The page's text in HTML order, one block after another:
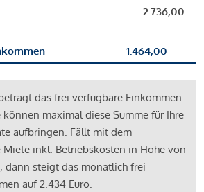
2.736,00
1.464,00
das frei verfügbare Einkommen
können maximal diese Summe für Ihre
aufbringen. Fällt mit dem
inkl. Betriebskosten in Höhe von
dann steigt das monatlich frei
auf 2.434 Euro.